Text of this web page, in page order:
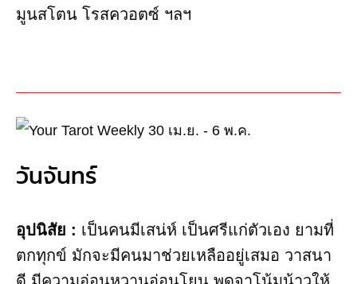
มูนสโตน โรสควอตซ์​ ฯลฯ
วันจันทร์
อุปนิสัย : เป็นคนมีเสน่ห์ เป็นศรีแก่ตัวเอง ยามที่
ตกทุกข์ มักจะมีคนมาช่วยเหลืออยู่เสมอ วาสนา